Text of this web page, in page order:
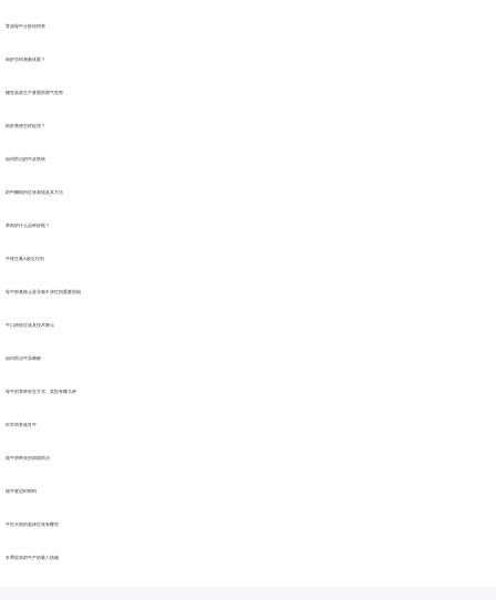
育成母牛分阶段饲养
肉驴怎样测量体重？
棚室蔬菜生产要重防肥气危害
肉驴粪便怎样处理？
如何防治奶牛皮肤病
奶牛酮病的症状表现及其方法
养肉驴什么品种好呢？
牛维生素A缺乏症的
母牛卵巢静止是导致不孕症的重要原因
牛口蹄疫症状及技术要点
如何防治牛异嗜癖
母牛的育种杂交方式、类型有哪几种
科学饲养改良牛
犊牛脐带炎的病因防治
犊牛要适时喂料
牛狂犬病的临床症状有哪些
冬季提高奶牛产奶量八措施